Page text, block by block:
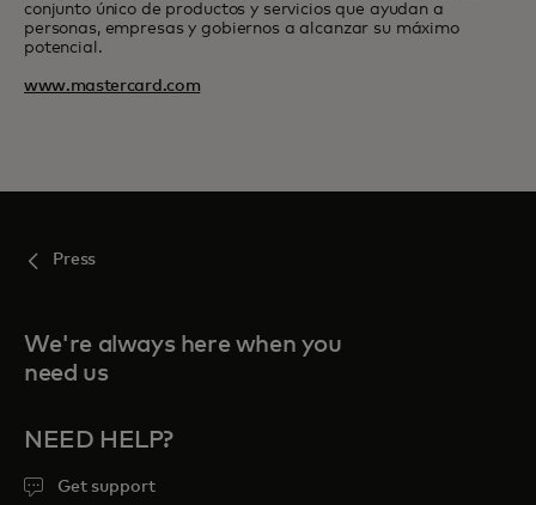
conjunto único de productos y servicios que ayudan a
personas, empresas y gobiernos a alcanzar su máximo
potencial.
www.mastercard.com
Press
We're always here when you
need us
NEED HELP?
Get support